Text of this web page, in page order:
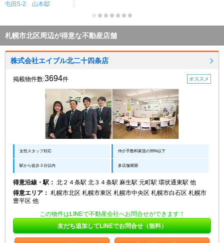
屯田5-2 山本邸
札幌市北区周辺が得意な不動産店舗
株式会社エイブル北二十四条店
掲載物件数:3694件 オススメ
女性スタッフ対応 仲介手数料家賃の55%以下
駅から徒歩３分以内 多店舗展開
得意沿線・駅： 北２４条駅 北３４条駅 麻生駅 元町駅 環状通東駅 他
得意エリア： 札幌市北区 札幌市東区 札幌市中央区 札幌市白石区 札幌市
豊平区 他
この物件はLINEで不動産会社へお問合せができます！
友だち追加してLINEでお問合せ（無料）